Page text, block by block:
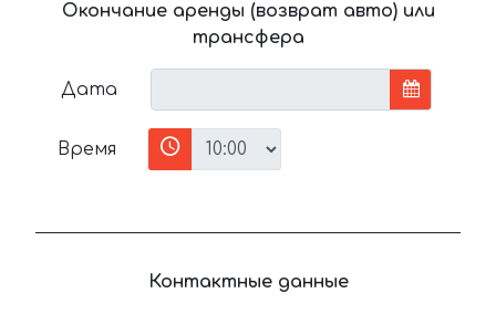
Окончание аренды (возврат авто) или
трансфера
Дата
Время
Контактные данные